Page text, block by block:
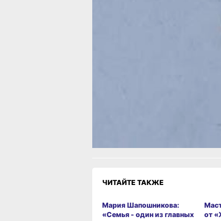
ЧИТАЙТЕ ТАКЖЕ
Мария Шапошникова:
«Семья - один из главных
от